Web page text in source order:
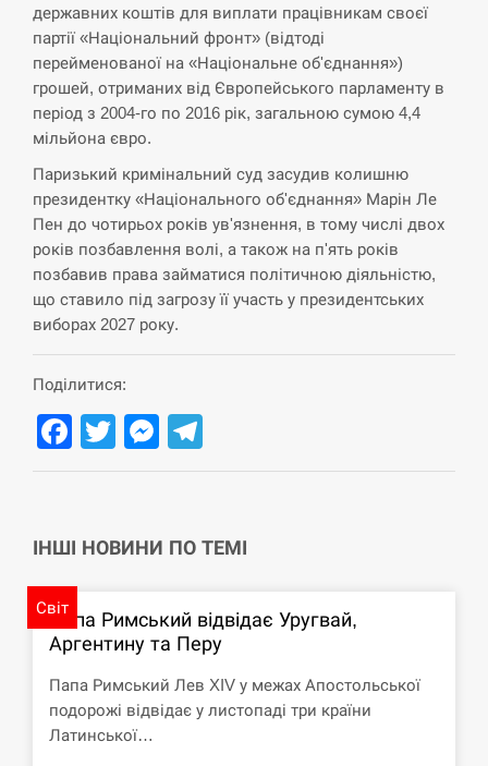
СЕРПЕНЬ
13:53
В Москве пожаловались на “кратный рост” атак
дронов Украины
13:40
Біля українського літака в аеропорту Лейпцига
виявили дрон, ймовірно, з…
СЕРПЕНЬ
“Они должны быть уничтожены”: в МИДе
СЕРПЕНЬ
Тайвань проводить найбільші військові
навчання на тлі загрози вторгнення з…
12:53
Украины, несмотря на сомнения…
СЕРПЕНЬ
12:40
Латвія готова направити до 20 військових для
розблокування Ормузької протоки
державних коштів для виплати працівникам своєї
партії «Національний фронт» (відтоді
перейменованої на «Національне об'єднання»)
грошей, отриманих від Європейського парламенту в
період з 2004-го по 2016 рік, загальною сумою 4,4
мільйона євро.
Паризький кримінальний суд засудив колишню
президентку «Національного об'єднання» Марін Ле
Пен до чотирьох років ув'язнення, в тому числі двох
років позбавлення волі, а також на п'ять років
позбавив права займатися політичною діяльністю,
що ставило під загрозу її участь у президентських
виборах 2027 року.
Поділитися:
Facebook
TwitterMessenger
ІНШІ НОВИНИ ПО ТЕМІ
Світ
Папа Римський відвідає Уругвай,
Аргентину та Перу
Папа Римський Лев XIV у межах Апостольської
подорожі відвідає у листопаді три країни
Латинської…